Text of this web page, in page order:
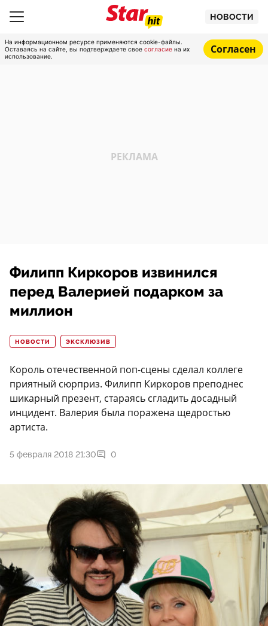
НОВОСТИ
На информационном ресурсе применяются cookie-файлы.
Оставаясь на сайте, вы подтверждаете свое согласие на их
использование.
Согласен
Филипп Киркоров извинился
перед Валерией подарком за
миллион
НОВОСТИ ЭКСКЛЮЗИВ
Король отечественной поп-сцены сделал коллеге
приятный сюрприз. Филипп Киркоров преподнес
шикарный презент, стараясь сгладить досадный
инцидент. Валерия была поражена щедростью
артиста.
5 февраля 2018 21:30 0